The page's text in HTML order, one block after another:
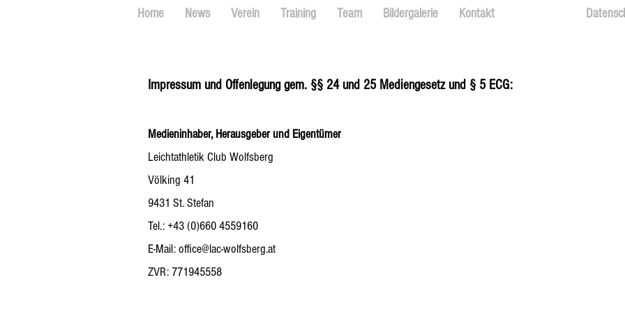
Home News Verein Training Team Bildergalerie Kontakt
Impressum und Offenlegung gem. §§ 24 und 25 Mediengesetz und § 5 ECG:
Medieninhaber, Herausgeber und Eigentümer
Leichtathletik Club Wolfsberg
Völking 41
9431 St. Stefan
Tel.: +43 (0)660 4559160
E-Mail:office@lac-wolfsberg.at
ZVR: 771945558